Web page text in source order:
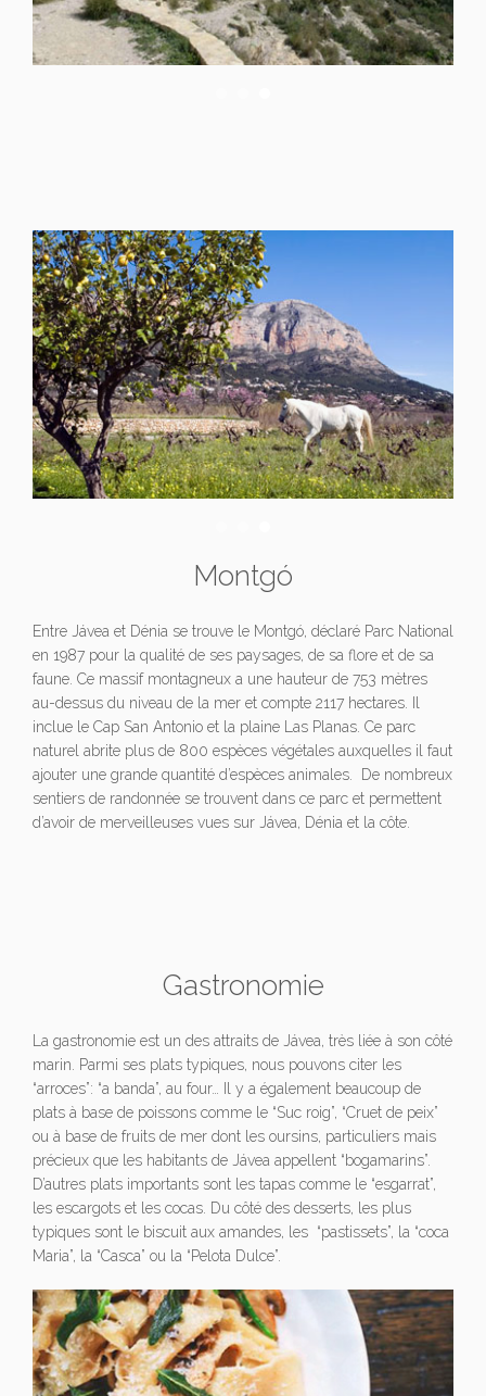
Montgó
Entre Jávea et Dénia se trouve le Montgó, déclaré Parc National
en 1987 pour la qualité de ses paysages, de sa flore et de sa
faune. Ce massif montagneux a une hauteur de 753 mètres
au-dessus du niveau de la mer et compte 2117 hectares. Il
inclue le Cap San Antonio et la plaine Las Planas. Ce parc
naturel abrite plus de 800 espèces végétales auxquelles il faut
ajouter une grande quantité d’espèces animales. De nombreux
sentiers de randonnée se trouvent dans ce parc et permettent
d’avoir de merveilleuses vues sur Jávea, Dénia et la côte.
Gastronomie
La gastronomie est un des attraits de Jávea, très liée à son côté
marin. Parmi ses plats typiques, nous pouvons citer les
“arroces”: “a banda”, au four… Il y a également beaucoup de
plats à base de poissons comme le “Suc roig”, “Cruet de peix”
ou à base de fruits de mer dont les oursins, particuliers mais
précieux que les habitants de Jávea appellent “bogamarins”.
D’autres plats importants sont les tapas comme le “esgarrat”,
les escargots et les cocas. Du côté des desserts, les plus
typiques sont le biscuit aux amandes, les “pastissets”, la “coca
Maria”, la “Casca” ou la “Pelota Dulce”.